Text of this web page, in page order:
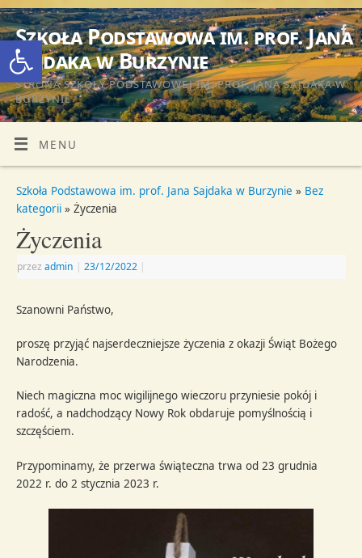
Otwórz pasek narzędzi
Szkoła Podstawowa im. prof. Jana
Sajdaka w Burzynie
STRONA SZKOŁY PODSTAWOWEJ IM. PROF. JANA SAJDAKA W
BURZYNIE
MENU
Szkoła Podstawowa im. prof. Jana Sajdaka w Burzynie » Bez
kategorii » Życzenia
Życzenia
przezadmin | 23/12/2022 |
Szanowni Państwo,
proszę przyjąć najserdeczniejsze życzenia z okazji Świąt Bożego
Narodzenia.
Niech magiczna moc wigilijnego wieczoru przyniesie pokój i
radość, a nadchodzący Nowy Rok obdaruje pomyślnością i
szczęściem.
Przypominamy, że przerwa świąteczna trwa od 23 grudnia
2022 r. do 2 stycznia 2023 r.